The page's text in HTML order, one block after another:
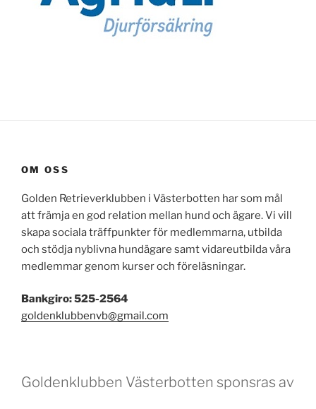
OM OSS
Golden Retrieverklubben i Västerbotten har som mål
att främja en god relation mellan hund och ägare. Vi vill
skapa sociala träffpunkter för medlemmarna, utbilda
och stödja nyblivna hundägare samt vidareutbilda våra
medlemmar genom kurser och föreläsningar.
Bankgiro: 525-2564
goldenklubbenvb@gmail.com
Goldenklubben Västerbotten sponsras av